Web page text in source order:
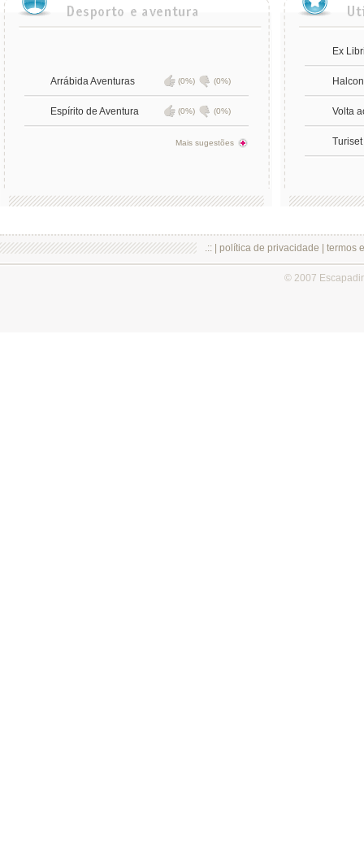
Arrábida Aventuras (0%) (0%)
Espírito de Aventura (0%) (0%)
Mais sugestões
Ex
Halcon
Volta
Turiset
.:: | política de privacidade termos
© 2007